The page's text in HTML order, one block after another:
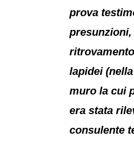
prova
lapidei
muro la cui
era stata
consulente